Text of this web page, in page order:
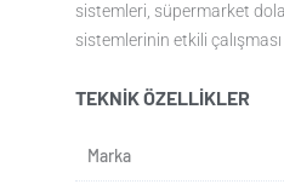
sistemleri, süpermarket
sistemlerinin etkili
TEKNIK ÖZELLIKLER
Marka